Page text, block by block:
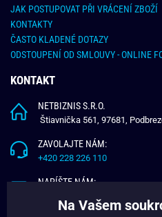
JAK POSTUPOVAT PŘI VRÁCENÍ ZBOŽÍ
KONTAKTY
ČASTO KLADENÉ DOTAZY
ODSTOUPENÍ OD SMLOUVY - ONLINE
KONTAKT
NETBIZNIS S.R.O.
Štiavnička 561, 97681,
ZAVOLAJTE NÁM:
+420 228 226 110
NAPÍŠTE NÁM:
Na Vašem